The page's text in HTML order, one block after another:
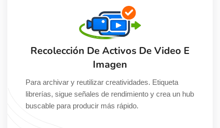
Recolección De Activos De Video E
Imagen
Para archivar y reutilizar creatividades. Etiqueta
librerías, sigue señales de rendimiento y crea un hub
buscable para producir más rápido.